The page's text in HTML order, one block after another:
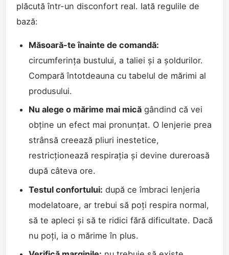
plăcută într-un disconfort real. Iată regulile de
bază:
Măsoară-te înainte de comandă:
circumferința bustului, a taliei și a șoldurilor.
Compară întotdeauna cu tabelul de mărimi al
produsului.
Nu alege o mărime mai mică gândind că vei
obține un efect mai pronunțat. O lenjerie prea
strânsă creează pliuri inestetice,
restricționează respirația și devine dureroasă
după câteva ore.
Testul confortului: după ce îmbraci lenjeria
modelatoare, ar trebui să poți respira normal,
să te apleci și să te ridici fără dificultate. Dacă
nu poți, ia o mărime în plus.